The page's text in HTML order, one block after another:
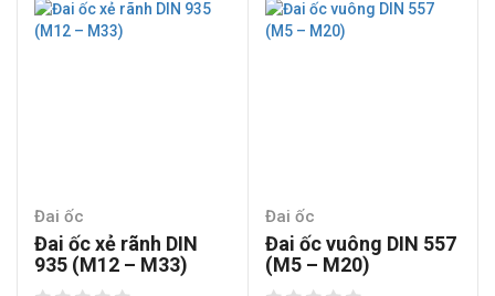
Đai ốc
Đai ốc xẻ rãnh DIN
935 (M12 – M33)
Đai ốc
Đai ốc vuông DIN 557
(M5 – M20)